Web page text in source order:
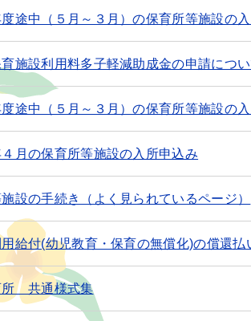
途中（５月～３月）の保育所等施設の
施設利用料多子軽減助成金の申請につ
途中（５月～３月）の保育所等施設の
月の保育所等施設の入所申込み
設の手続き（よく見られているページ）
給付(幼児教育・保育の無償化)の償還払
所 共通様式集